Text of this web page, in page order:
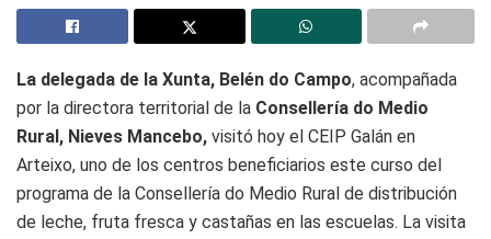
La delegada de la Xunta, Belén do Campo, acompañada
por la directora territorial de la Consellería do Medio
Rural, Nieves Mancebo, visitó hoy el CEIP Galán en
Arteixo, uno de los centros beneficiarios este curso del
programa de la Consellería do Medio Rural de distribución
de leche, fruta fresca y castañas en las escuelas. La visita